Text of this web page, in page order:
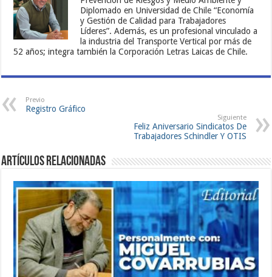
Diplomado en Universidad de Chile “Economía
y Gestión de Calidad para Trabajadores
Líderes”. Además, es un profesional vinculado a
la industria del Transporte Vertical por más de
52 años; integra también la Corporación Letras Laicas de Chile.
Previo
Registro Gráfico
Siguiente
Feliz Aniversario Sindicatos De
Trabajadores Schindler Y OTIS
Artículos Relacionadas